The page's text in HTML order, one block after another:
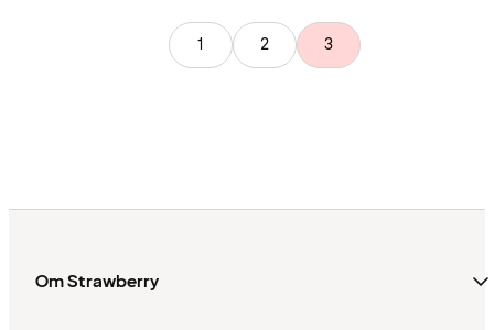
1 2 3
Om Strawberry